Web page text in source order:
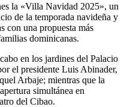
la «Villa Navidad 2025», un
de la temporada navideña y
con una propuesta más
dominicanas.
en los jardines del Palacio
el presidente Luis Abinader,
Arbaje; mientras que la
simultánea en
del Cibao.